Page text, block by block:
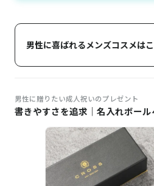
男性に喜ばれるメンズコスメはこ
男性に贈りたい成人祝いのプレゼント
書きやすさを追求｜名入れボール